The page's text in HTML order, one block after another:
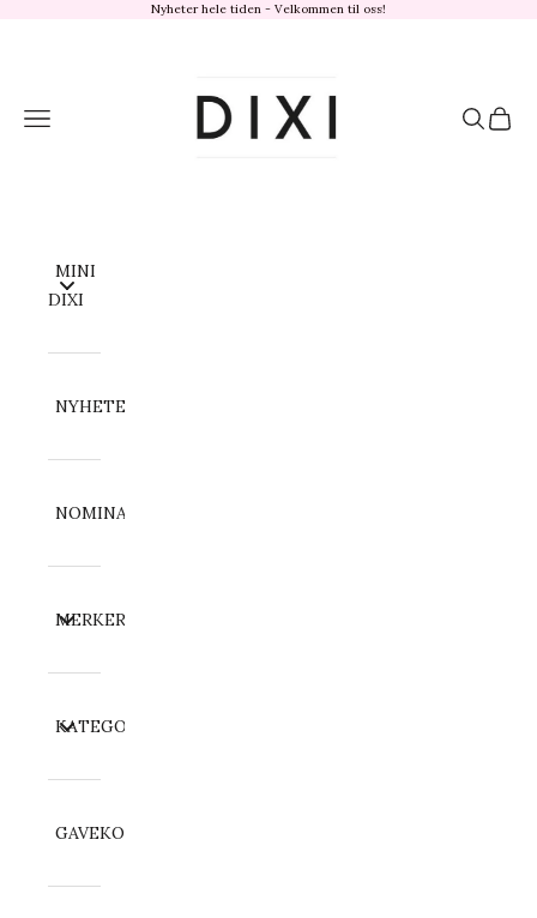
Nyheter hele tiden - Velkommen til oss!
Meny Søk
MINI
DIXI
NYHETER
NOMINATION
MERKER
KATEGORI
GAVEKORT